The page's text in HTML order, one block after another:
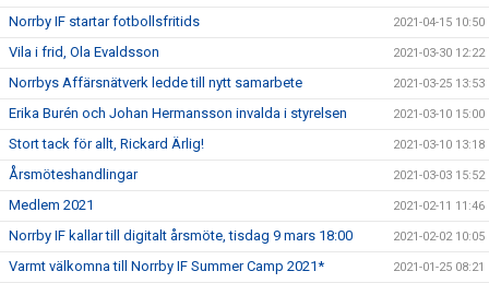
Norrby IF startar fotbollsfritids 2021-04-15 10:50
Vila i frid, Ola Evaldsson 2021-03-30 12:22
Norrbys Affärsnätverk ledde till nytt samarbete 2021-03-25 13:53
Erika Burén och Johan Hermansson invalda i styrelsen 2021-03-10 15:00
Stort tack för allt, Rickard Ärlig! 2021-03-10 13:18
Årsmöteshandlingar 2021-03-03 15:52
Medlem 2021 2021-02-11 11:46
Norrby IF kallar till digitalt årsmöte, tisdag 9 mars 18:00 2021-02-02 10:05
Varmt välkomna till Norrby IF Summer Camp 2021* 2021-01-25 08:21